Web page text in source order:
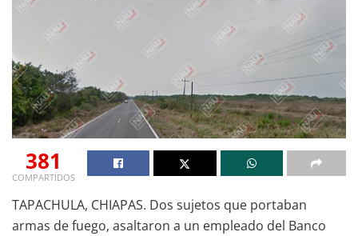
381
COMPARTIDOS
TAPACHULA, CHIAPAS. Dos sujetos que portaban
armas de fuego, asaltaron a un empleado del Banco